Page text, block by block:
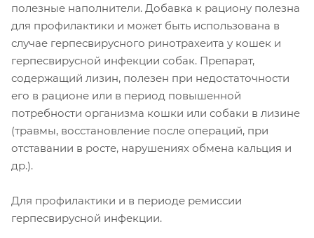
полезные наполнители. Добавка к рациону полезна
для профилактики и может быть использована в
случае герпесвирусного ринотрахеита у кошек и
герпесвирусной инфекции собак. Препарат,
содержащий лизин, полезен при недостаточности
его в рационе или в период повышенной
потребности организма кошки или собаки в лизине
(травмы, восстановление после операций, при
отставании в росте, нарушениях обмена кальция и
др.).
Для профилактики и в периоде ремиссии
герпесвирусной инфекции.